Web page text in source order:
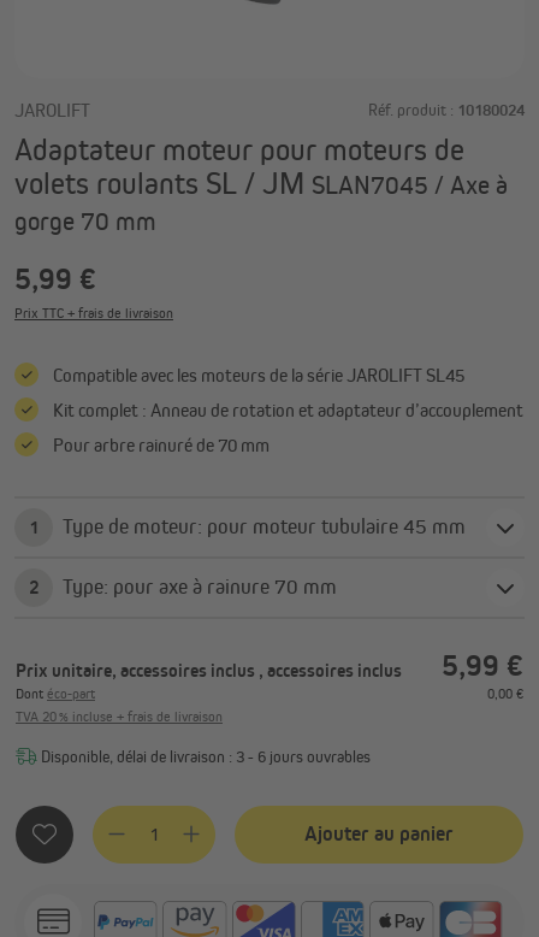
JAROLIFT Réf. produit : 10180024
Adaptateur moteur pour moteurs de
volets roulants SL / JM SLAN7045 / Axe à
gorge 70 mm
5,99 €
Prix TTC + frais de livraison
Compatible avec les moteurs de la série JAROLIFT SL45
Kit complet : Anneau de rotation et adaptateur d’accouplement
Pour arbre rainuré de 70 mm
1 Type de moteur: pour moteur tubulaire 45 mm
2 Type: pour axe à rainure 70 mm
Prix unitaire, accessoires inclus , accessoires inclus 5,99 €
Dont éco-part
0,00 €
TVA 20 % incluse + frais de livraison
Disponible, délai de livraison : 3 - 6 jours ouvrables
Quantité de produit : Entrez la quantité souhaitée ou
Ajouter au panier